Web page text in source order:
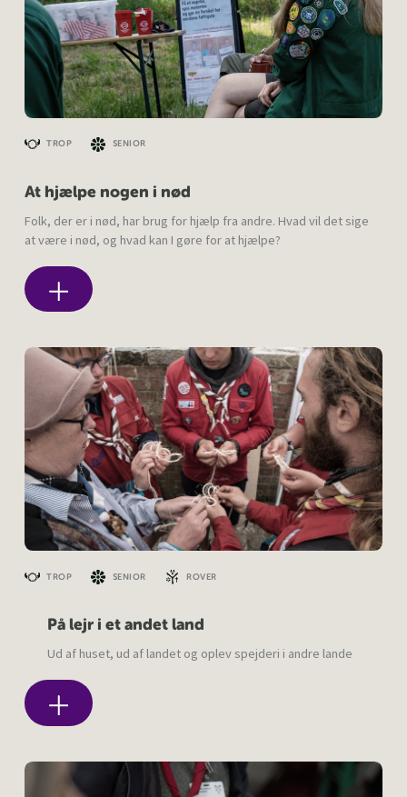
TROP SENIOR
At hjælpe nogen i nød
Folk, der er i nød, har brug for hjælp fra andre. Hvad vil det sige
at være i nød, og hvad kan I gøre for at hjælpe?
TROP SENIOR ROVER
På lejr i et andet land
Ud af huset, ud af landet og oplev spejderi i andre lande